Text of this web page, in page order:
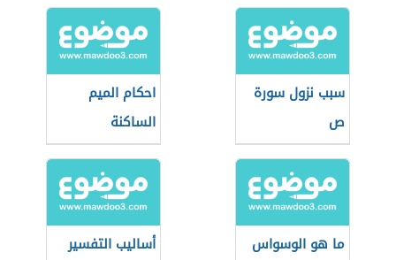
سبب نزول سورة
ص
احكام الميم
الساكنة
ما هو الوسواس
أساليب التفسير